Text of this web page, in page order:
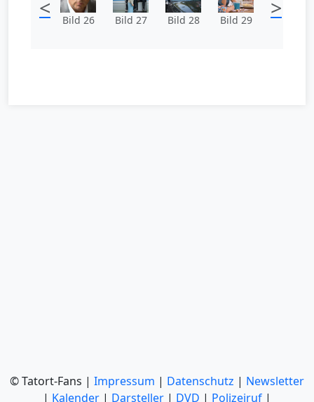
< Bild 26 Bild 27 Bild 28 Bild 29 >
© Tatort-Fans | Impressum | Datenschutz | Newsletter
| Kalender | Darsteller | DVD | Polizeiruf |